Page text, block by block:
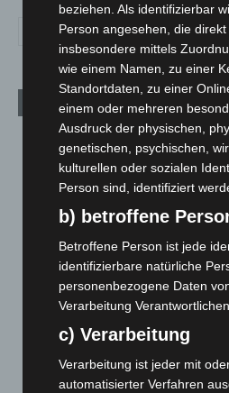
Aktuelle Beiträge
Kunst trifft Weingenuss: Barbara-
Werke im Jacques’ Wein-Depot
8. August 2026
A2: Zweite Turbobaustelle startet
und Bothfeld
8. August 2026
Niedersachsen: Feuerwehrkräfte
Waldbrandeinsatz aus Spanien
7. August 2026
Hannover: Erste Tigermücken-
entdeckt
beziehen. Als identifizierbar
Person angesehen, die direkt
insbesondere mittels
wie einem Namen, zu einer
Standortdaten, zu einer
einem oder mehreren
Ausdruck der physischen,
genetischen, psychischen,
kulturellen oder sozialen
Person sind, identifiziert
b) betroffene
Betroffene Person ist jede
identifizierbare natürliche
personenbezogene Daten
Verarbeitung
c) Verarbeitung
Verarbeitung ist jeder mit
automatisierter Verfahren